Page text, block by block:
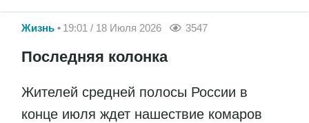
Жизнь 19:01 / 18 Июля 2026 3547
Последняя колонка
Жителей средней полосы России в
конце июля ждет нашествие комаров